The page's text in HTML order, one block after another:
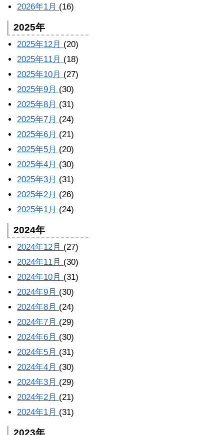
2026年1月 (16)
2025年
2025年12月 (20)
2025年11月 (18)
2025年10月 (27)
2025年9月 (30)
2025年8月 (31)
2025年7月 (24)
2025年6月 (21)
2025年5月 (20)
2025年4月 (30)
2025年3月 (31)
2025年2月 (26)
2025年1月 (24)
2024年
2024年12月 (27)
2024年11月 (30)
2024年10月 (31)
2024年9月 (30)
2024年8月 (24)
2024年7月 (29)
2024年6月 (30)
2024年5月 (31)
2024年4月 (30)
2024年3月 (29)
2024年2月 (21)
2024年1月 (31)
2023年